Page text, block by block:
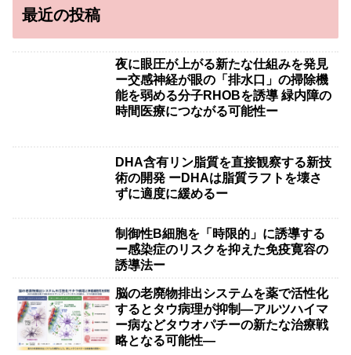
最近の投稿
夜に眼圧が上がる新たな仕組みを発見
ー交感神経が眼の「排水口」の掃除機
能を弱める分子RHOBを誘導 緑内障の
時間医療につながる可能性ー
DHA含有リン脂質を直接観察する新技
術の開発 ーDHAは脂質ラフトを壊さ
ずに適度に緩めるー
制御性B細胞を「時限的」に誘導する
ー感染症のリスクを抑えた免疫寛容の
誘導法ー
脳の老廃物排出システムを薬で活性化
するとタウ病理が抑制―アルツハイマ
ー病などタウオパチーの新たな治療戦
略となる可能性―